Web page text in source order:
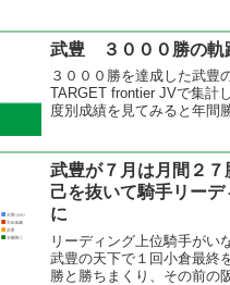
に期間別で３つのデータを
た。左から初出走の１９...
武豊 ３０００勝の軌
３０００勝を達成した武豊
TARGET frontier JVで集計
度別成績を見てみると年間
考えるとこの記録は破られ
し、年間２...
武豊が７月は月間２７
己を抜いて騎手リーデ
に
リーディング上位騎手がい
武豊の天下で１回小倉最終
勝と勝ちまくり、その前の